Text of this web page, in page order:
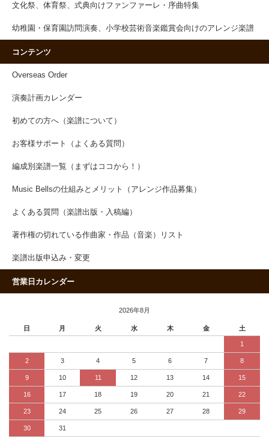
文化祭、体育祭、式典向けファンファーレ・序曲特集
幼稚園・保育園訪問演奏、小学校芸術音楽鑑賞会向けのアレンジ楽譜
コンテンツ
Overseas Order
演奏計画カレンダー
初めての方へ（楽譜について）
お客様サポート（よくある質問）
編成別楽譜一覧（まずはココから！）
Music Bellsの仕組みとメリット（アレンジ作品募集）
よくある質問（楽譜出版・入稿編）
著作権の切れている作曲家・作品（音楽）リスト
楽譜出版申込み・変更
営業日カレンダー
2026年8月
日 月 火 水 木 金 土
1
2 3 4 5 6 7 8
9 10 11 12 13 14 15
16 17 18 19 20 21 22
23 24 25 26 27 28 29
30 31